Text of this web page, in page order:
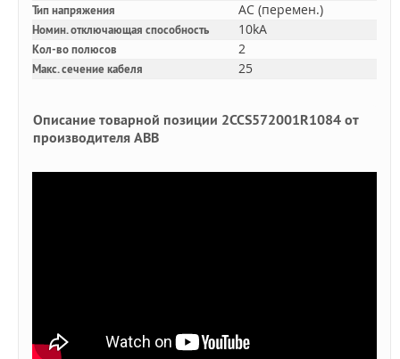
Тип напряжения AC (перемен.)
Номин. отключающая способность 10kA
Кол-во полюсов 2
Макс. сечение кабеля 25
Описание товарной позиции 2CCS572001R1084 от
производителя ABB